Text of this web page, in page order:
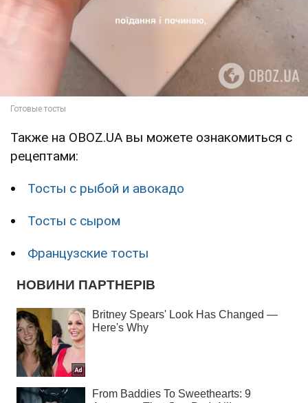
Также на OBOZ.UA вы можете ознакомиться с
рецептами:
Тосты с рыбой и авокадо
Тосты с сыром
Французские тосты